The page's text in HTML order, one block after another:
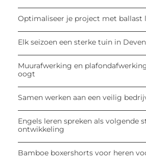
Optimaliseer je project met ballast
Elk seizoen een sterke tuin in
Muurafwerking en
oogt
Samen werken aan een veilig
Engels leren spreken als volgende
ontwikkeling
Bamboe boxershorts voor heren